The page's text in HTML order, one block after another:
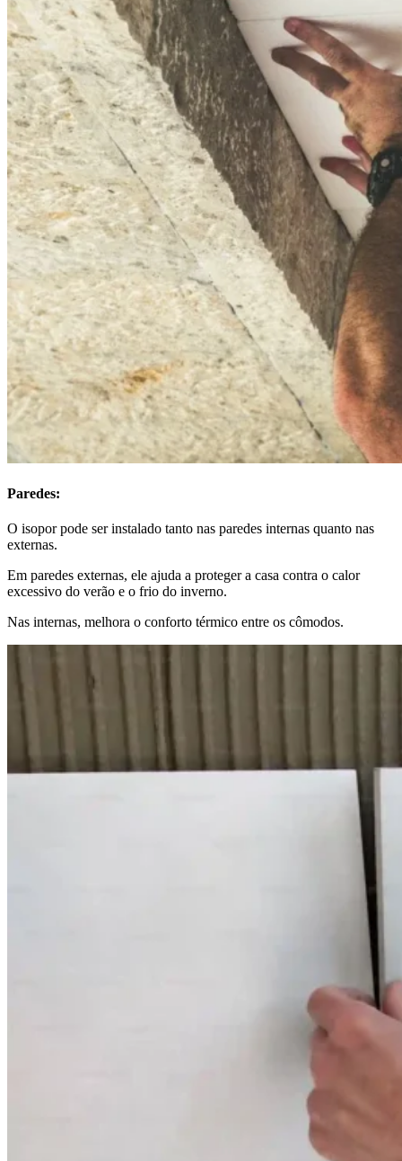
Paredes:
O isopor pode ser instalado tanto nas paredes internas quanto nas
externas.
Em paredes externas, ele ajuda a proteger a casa contra o calor
excessivo do verão e o frio do inverno.
Nas internas, melhora o conforto térmico entre os cômodos.